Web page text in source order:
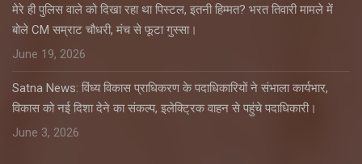
मेरे ही पुलिस वाले को दिखा रहा था पिस्टल, इतनी हिम्मत? भरत तिवारी मामले में
बोले CM सम्राट चौधरी, मंच से फूटा गुस्सा।
June 19, 2026
Satna News: विंध्य विकास प्राधिकरण के पदाधिकारियों ने संभाला कार्यभार,
विकास को नई दिशा देने का संकल्प, इलेक्ट्रिक वाहन से पहुंचे पदाधिकारी।
June 3, 2026